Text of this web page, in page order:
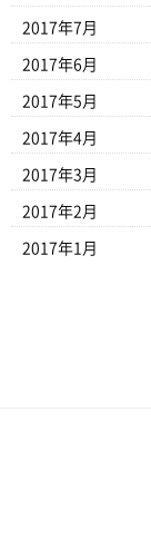
2017年7月
2017年6月
2017年5月
2017年4月
2017年3月
2017年2月
2017年1月